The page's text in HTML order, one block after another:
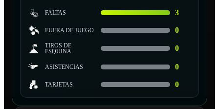
FALTAS 3
FUERA DE JUEGO 0
TIROS DE
ESQUINA
0
ASISTENCIAS 0
TARJETAS 0